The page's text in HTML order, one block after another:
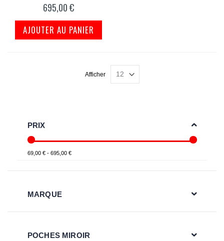
695,00 €
AJOUTER AU PANIER
Afficher
PRIX
69,00 € - 695,00 €
MARQUE
POCHES MIROIR